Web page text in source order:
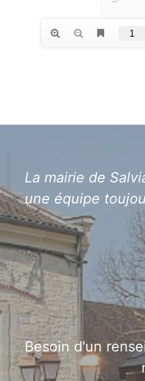
La mairie de
une équipe
Besoin d'un